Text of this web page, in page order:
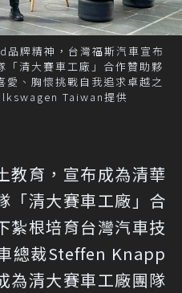
牌精神，台灣福斯汽車宣布
「清大賽車工廠」合作贊助夥
、胸懷挑戰自我追求卓越之
Taiwan提供
教育，宣布成為清華
「清大賽車工廠」合
紮根培育台灣汽車技
總裁Steffen Knapp
為清大賽車工廠團隊